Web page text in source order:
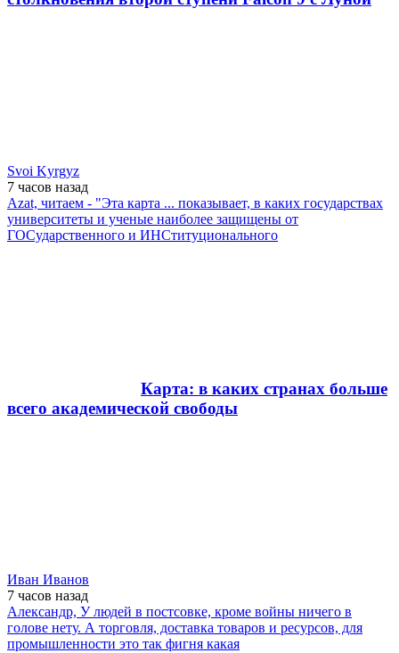
Svoi Kyrgyz
7 часов назад
Azat, читаем - "Эта карта ... показывает, в каких государствах
университеты и ученые наиболее защищены от
ГОСударственного и ИНСтитуционального
Карта: в каких странах больше
всего академической свободы
Иван Иванов
7 часов назад
Александр, У людей в постсовке, кроме войны ничего в
голове нету. А торговля, доставка товаров и ресурсов, для
промышленности это так фигня какая